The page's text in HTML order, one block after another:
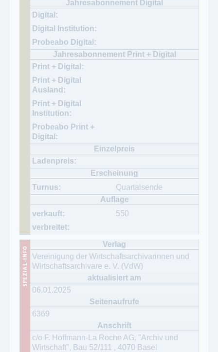
Quartalsende
550
Vereinigung der Wirtschaftsarchivarinnen und
Wirtschaftsarchivare e. V. (VdW)
06.01.2025
6369
c/o F. Hoffmann-La Roche AG, "Archiv und
Wirtschaft", Bau 52/111 , 4070 Basel